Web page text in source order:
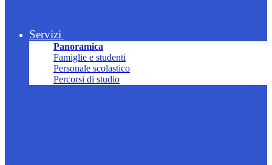
Servizi
Panoramica
Famiglie e studenti
Personale scolastico
Percorsi di studio